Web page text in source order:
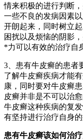
情来积极的进行判断
一些不良的发病因素
开朗起来，同时树立
困扰以及烦恼的阴影
*力可以有效的治疗自
3、患有牛皮癣的患者
了解牛皮癣疾病才能
康，同时要对牛皮癣
皮癣并非是不可以治
牛皮癣这种疾病的复
有坚持进行治疗自身的
患有牛皮癣该如何治疗